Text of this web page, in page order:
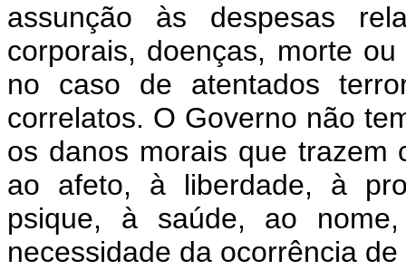
assunção às despesas
corporais, doenças, morte
no caso de atentados
correlatos. O Governo não
os danos morais que trazem
ao afeto, à liberdade, à
psique, à saúde, ao
necessidade da ocorrência